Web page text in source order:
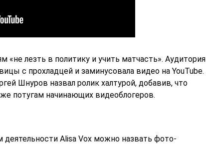
«не лезть в политику и учить матчасть». Аудитория
с прохладцей и заминусовала видео на YouTube.
Шнуров назвал ролик халтурой, добавив, что
потугам начинающих видеоблогеров.
Alisa Vox можно назвать фото-